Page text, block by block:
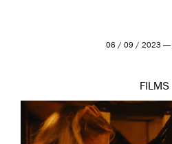
06 / 09 / 2023 —
FILMS